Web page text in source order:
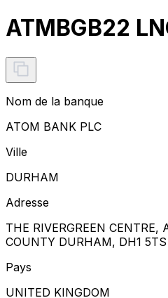
ATMBGB22
Nom de la banque
ATOM BANK PLC
Ville
DURHAM
Adresse
THE RIVERGREEN
COUNTY DURHAM, DH1 5TS
Pays
UNITED KINGDOM